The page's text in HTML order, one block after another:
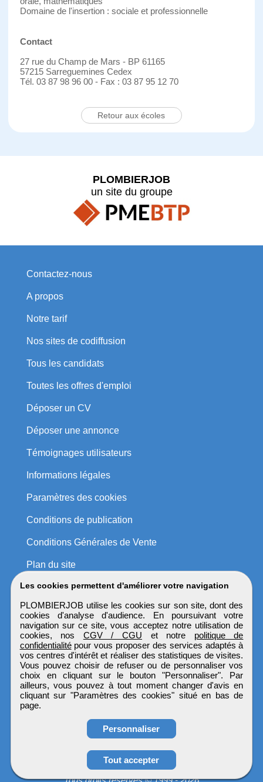
Domaine de l'insertion : sociale et professionnelle
Contact
27 rue du Champ de Mars - BP 61165
57215 Sarreguemines Cedex
Tél. 03 87 98 96 00 - Fax : 03 87 95 12 70
Retour aux écoles
Les cookies permettent d'améliorer votre navigation
PLOMBIERJOB utilise les cookies sur son site, dont des
cookies d'analyse d'audience. En poursuivant votre
navigation sur ce site, vous acceptez notre utilisation de
cookies, nos CGV / CGU et notre politique de
confidentialitépour vous proposer des services adaptés à
vos centres d'intérêt et réaliser des statistiques de visites.
Vous pouvez choisir de refuser ou de personnaliser vos
choix en cliquant sur le bouton "Personnaliser". Par
ailleurs, vous pouvez à tout moment changer d'avis en
cliquant sur "Paramètres des cookies" situé en bas de
page.
Personnaliser
Tout accepter
PLOMBIERJOB
un site du groupe
Contactez-nous
A propos
Notre tarif
Nos sites de codiffusion
Tous les candidats
Toutes les offres d'emploi
Déposer un CV
Déposer une annonce
Témoignages utilisateurs
Informations légales
Paramètres des cookies
Conditions de publication
Conditions Générales de Vente
Plan du site
PLOMBIERJOB
Tous droits réservés © 1999 - 2026